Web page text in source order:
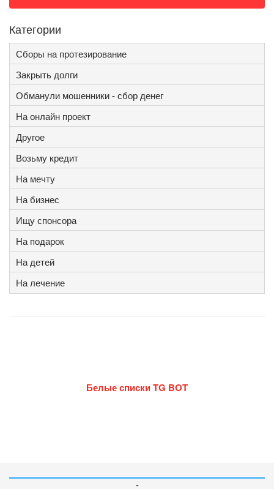
Категории
Сборы на протезирование
Закрыть долги
Обманули мошенники - сбор денег
На онлайн проект
Другое
Возьму кредит
На мечту
На бизнес
Ищу спонсора
На подарок
На детей
На лечение
Белые списки TG BOT
-